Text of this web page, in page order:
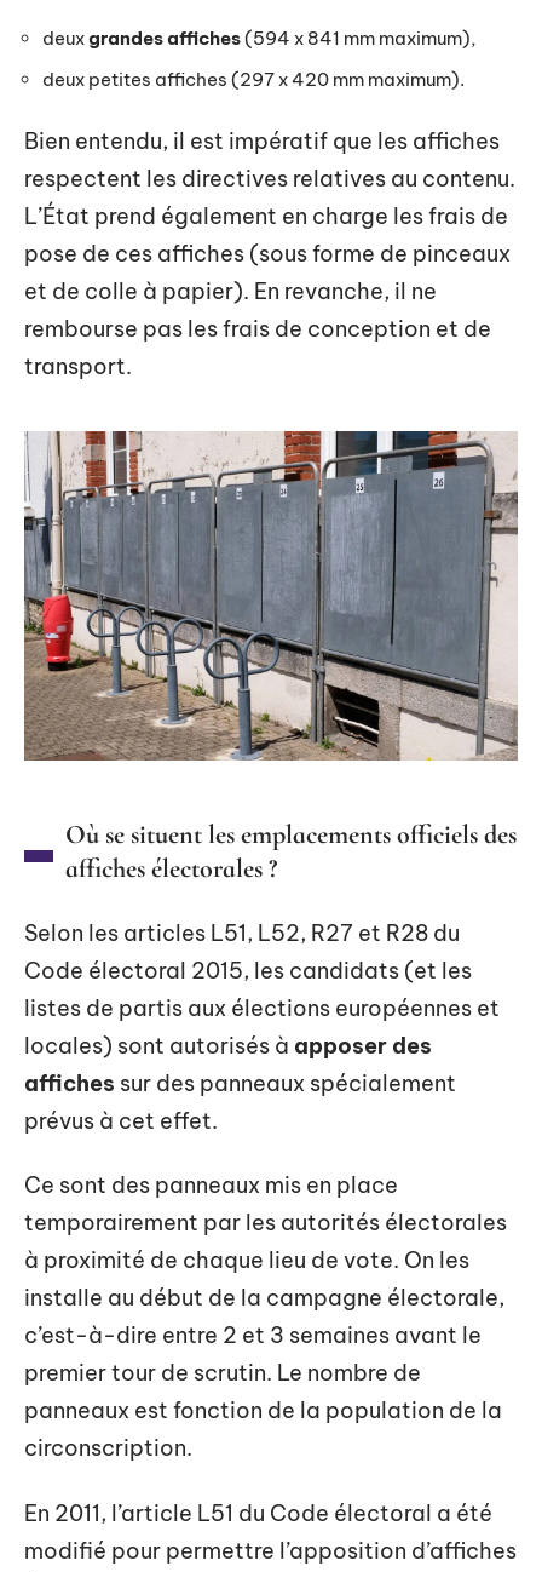
deuxgrandes affiches(594 x 841 mm maximum),
deux petites affiches (297 x 420 mm maximum).
Bien entendu, il est impératif que les affiches
respectent les directives relatives au contenu.
L’État prend également en charge les frais de
pose de ces affiches (sous forme de pinceaux
et de colle à papier). En revanche, il ne
rembourse pas les frais de conception et de
transport.
Où se situent les emplacements officiels des
affiches électorales ?
Selon les articles L51, L52, R27 et R28 du
Code électoral 2015, les candidats (et les
listes de partis aux élections européennes et
locales) sont autorisés à apposer des
affiches sur des panneaux spécialement
prévus à cet effet.
Ce sont des panneaux mis en place
temporairement par les autorités électorales
à proximité de chaque lieu de vote. On les
installe au début de la campagne électorale,
c’est-à-dire entre 2 et 3 semaines avant le
premier tour de scrutin. Le nombre de
panneaux est fonction de la population de la
circonscription.
En 2011, l’article L51 du Code électoral a été
modifié pour permettre l’apposition d’affiches